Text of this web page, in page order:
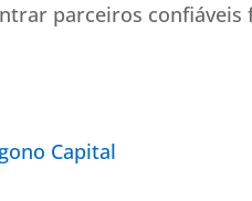
parceiros confiáveis